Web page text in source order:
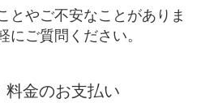
とやご不安なことがありま
にご質問ください。
料金のお支払い